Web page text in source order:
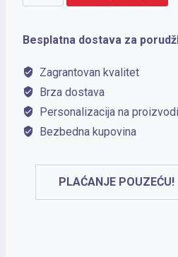
Hemijska
olovka
Sonet
Metal
Grey
količina
Besplatna dostava za
Zagrantovan kvalitet
Brza dostava
Personalizacija na
Bezbedna kupovina
PLAĆANJE POUZEĆU!